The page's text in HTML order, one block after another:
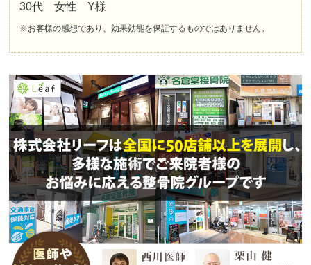
30代 女性 Y様
※お客様の感想であり、効果効能を保証するものではありません。